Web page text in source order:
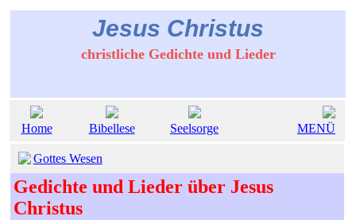
Jesus Christus
christliche Gedichte und Lieder
Home Bibellese Seelsorge MENÜ
Gottes Wesen
Gedichte und Lieder über Jesus
Christus